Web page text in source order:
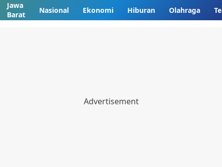
Jawa
Barat
Nasional Ekonomi Hiburan Olahraga